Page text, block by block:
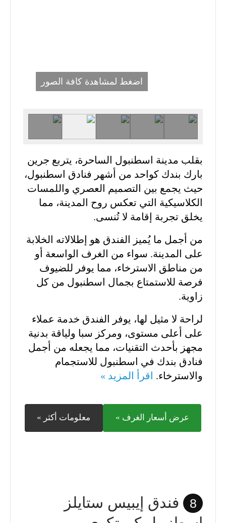
اضغط لمشاهدة كافة الصور
بقلب مدينة اسطنبول الساحرة، يتربع جرين
بارك بندك كواحد من أشهر فنادق اسطنبول،
حيث يجمع بين التصميم العصري واللمسات
الكلاسيكية التي تعكس روح المدينة، مما
يخلق تجربة إقامة لا تُنسى.
من أجمل ما يُميز الفندق هو إطلالاته الخلابة
على المدينة. سواء من الغرف الواسعة أو
من مناطق الاسترخاء، مما يوفر للضيوف
فرصة للاستمتاع بجمال اسطنبول من كل
زاوية.
لراحة لا مثيل لها، يوفر الفندق خدمة عملاء
على أعلى مستوى، ومركز سبا ولياقة بدنية
مجهز بأحدث التقنيات، مما يجعله من أجمل
فنادق بندك في اسطنبول للاستجمام
والاسترخاء.
اقرأ المزيد »
عرض أسعار الغرف » معلومات أكثر »
8
فندق إيبيس ستايلز